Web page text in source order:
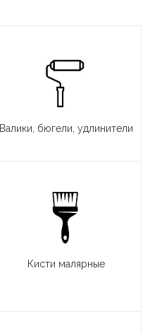
Валики, бюгели, удлинители
Кисти малярные